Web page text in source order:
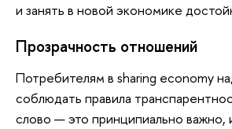
и занять в новой экономике
Прозрачность отношений
Потребителям в sharing economy
соблюдать правила
слово — это принципиально важно,